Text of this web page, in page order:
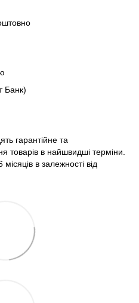
Банк)
гарантійне та
товарів в найшвидші терміни.
в залежності від